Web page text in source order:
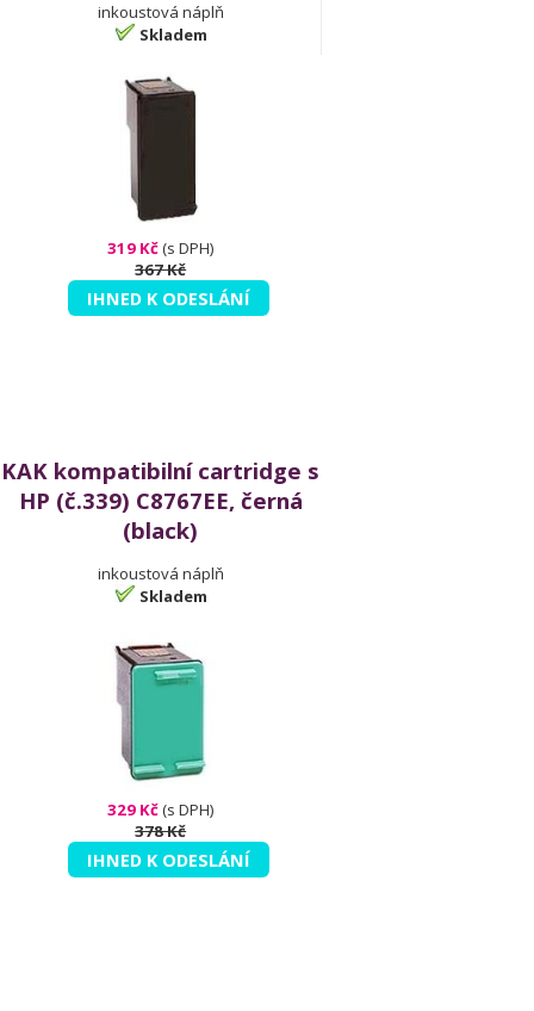
inkoustová náplň
Skladem
319 Kč(s DPH)
367 Kč
IHNED K ODESLÁNÍ
KAK kompatibilní cartridge s
HP (č.339) C8767EE, černá
(black)
inkoustová náplň
Skladem
329 Kč(s DPH)
378 Kč
IHNED K ODESLÁNÍ